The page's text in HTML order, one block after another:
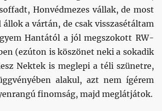
Honvédmezes vállak, de most
a vártán, de csak visszasétáltam
Hantától a jól megszokott RW-
(ezúton is köszönet neki a sokadik
Nektek is meglepi a téli szünetre,
alakul, azt nem ígérem
finomság, majd meglátjátok.